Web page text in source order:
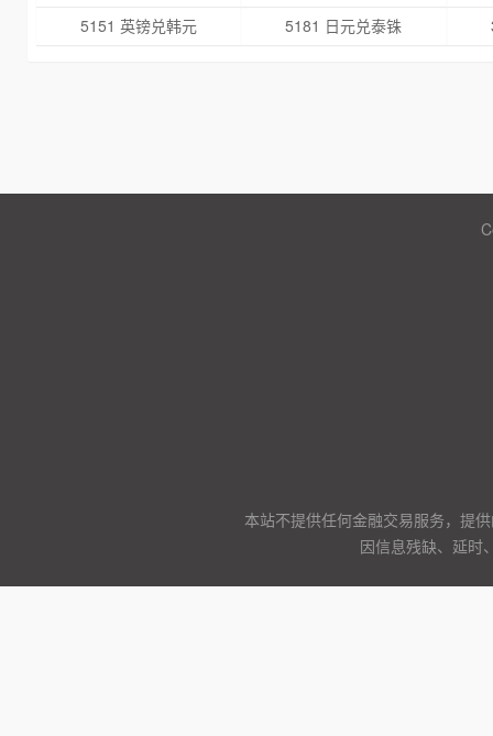
5151 英镑兑韩元
5181 日元兑泰铢
本站不提供任何金融交易服务，提
因信息残缺、延时